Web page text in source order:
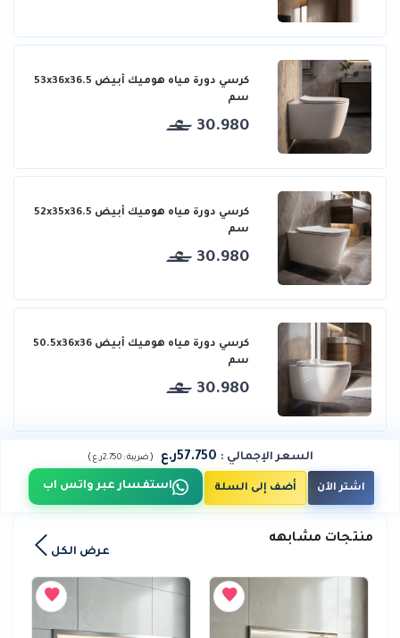
كرسي دورة مياه هوميك أبيض 53x36x36.5
سم
30.980
كرسي دورة مياه هوميك أبيض 52x35x36.5
سم
30.980
كرسي دورة مياه هوميك أبيض 50.5x36x36
سم
30.980
السعر الإجمالي : 57.750ر.ع (ضريبة :2.750ر.ع )
اشتر الآن أضف إلى السلة استفسار عبر واتس اب
منتجات مشابهه
عرض الكل